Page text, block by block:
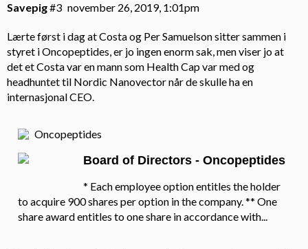
Savepig november 26, 2019, 1:01pm
#3
Lærte først i dag at Costa og Per Samuelson sitter sammen i
styret i Oncopeptides, er jo ingen enorm sak, men viser jo at
det et Costa var en mann som Health Cap var med og
headhuntet til Nordic Nanovector når de skulle ha en
internasjonal CEO.
Oncopeptides
Board of Directors - Oncopeptides
* Each employee option entitles the holder
to acquire 900 shares per option in the company. ** One
share award entitles to one share in accordance with...